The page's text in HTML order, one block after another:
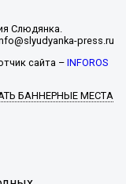
Слюдянка.
press.ru
сайта –INFOROS
БАННЕРНЫЕ МЕСТА